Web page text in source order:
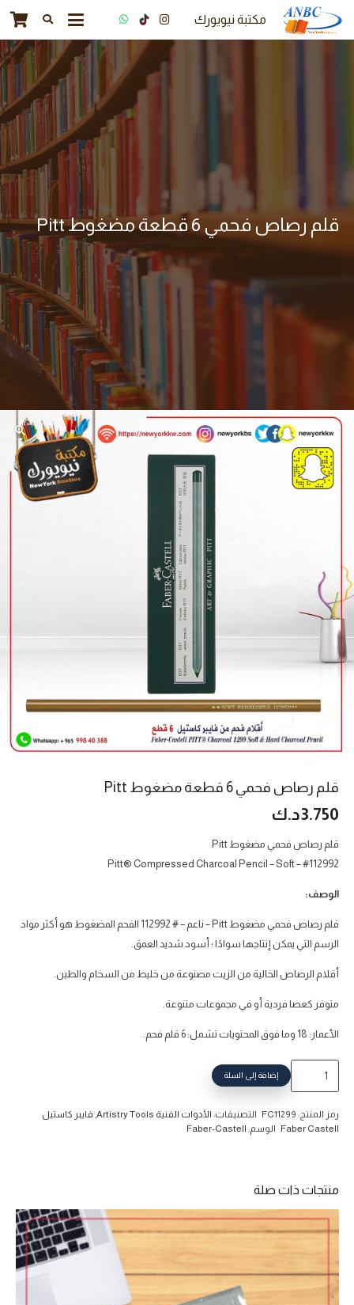
مكتبة نيويورك
قلم رصاص فحمي 6 قطعة مضغوط Pitt
قلم رصاص فحمي 6 قطعة مضغوط Pitt
3.750د.ك
قلم رصاص فحمي مضغوط Pitt
Pitt® Compressed Charcoal Pencil – Soft – #112992
الوصف:
قلم رصاص فحمي مضغوط Pitt – ناعم – # 112992
الفحم المضغوط هو أكثر مواد
الرسم التي يمكن إنتاجها سوادًا ؛ أسود شديد العمق.
أقلام الرصاص الخالية من الزيت مصنوعة من خليط من السخام والطين.
متوفر كعصا فردية أو في مجموعات متنوعة.
الأعمار: 18 وما فوق المحتويات تشمل: 6 قلم فحم.
قلم
فحمي
مضغوط
Pitt
إضافة إلى السلة
رمز المنتج: FC11299 التصنيفات: الأدوات الفنية Artistry Tools
فايبر كاستيل
Faber Castell
الوسم: Faber-Castell
منتجات ذات صلة